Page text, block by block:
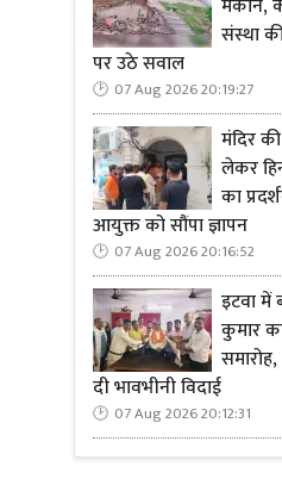
मकान,
संस्था
पर उठे सवाल
07 Aug 2026 20:19:27
मंदिर
लेकर
का
आयुक्त को सौंपा ज्ञापन
07 Aug 2026 20:16:52
इटवा में
कुमार
दी भावभीनी विदाई
07 Aug 2026 20:12:31